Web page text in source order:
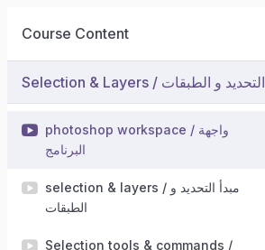
Course Content
Selection & Layers / التحديد و الطبقات
photoshop workspace / واجهة
البرنامج
selection & layers / مبدأ التحديد و
الطبقات
Selection tools & commands /